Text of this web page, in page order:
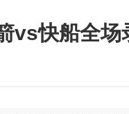
vs快船全